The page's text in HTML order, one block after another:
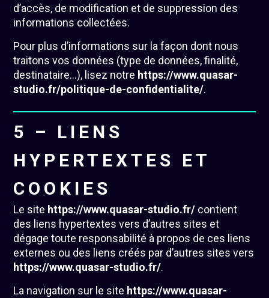
d’accès, de modification et de suppression des
informations collectées.
Pour plus d’informations sur la façon dont nous
traitons vos données (type de données, finalité,
destinataire…), lisez notre https://www.quasar-
studio.fr/politique-de-confidentialite/.
5 – LIENS
HYPERTEXTES ET
COOKIES
Le site https://www.quasar-studio.fr/ contient
des liens hypertextes vers d’autres sites et
dégage toute responsabilité à propos de ces liens
externes ou des liens créés par d’autres sites vers
https://www.quasar-studio.fr/.
La navigation sur le site https://www.quasar-